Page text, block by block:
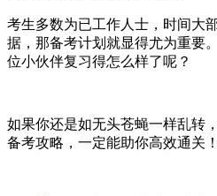
考生多数为已工作人士，时间大
据，那备考计划就显得尤为重要
位小伙伴复习得怎么样了呢？
如果你还是如无头苍蝇一样乱转
备考攻略，一定能助你高效通关！